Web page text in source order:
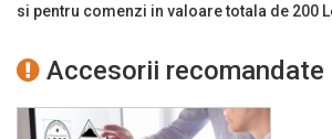
si pentru comenzi in valoare totala de 200
Accesorii recomandate